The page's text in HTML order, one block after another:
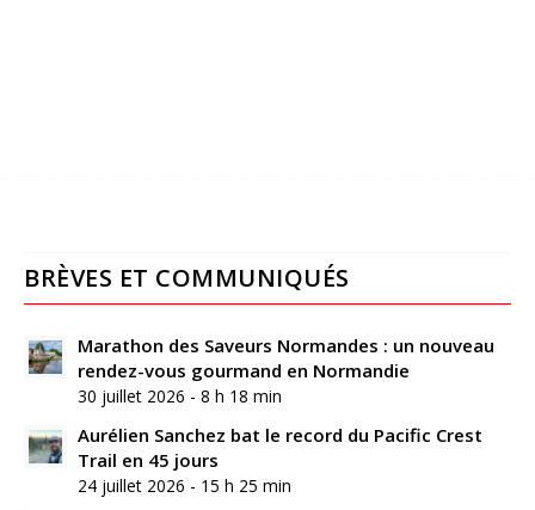
BRÈVES ET COMMUNIQUÉS
Marathon des Saveurs Normandes : un nouveau
rendez-vous gourmand en Normandie
30 juillet 2026 - 8 h 18 min
Aurélien Sanchez bat le record du Pacific Crest
Trail en 45 jours
24 juillet 2026 - 15 h 25 min